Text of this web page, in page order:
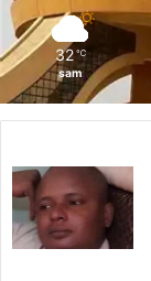
32 ℃
sam